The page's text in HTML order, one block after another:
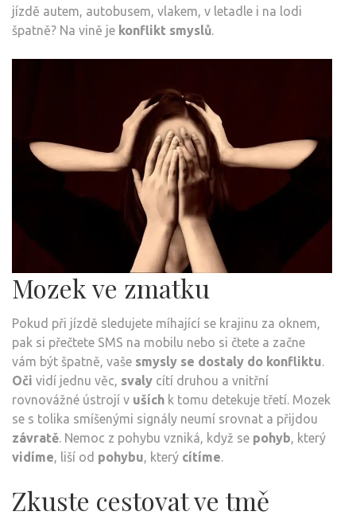
jízdě autem, autobusem, vlakem, v letadle i na lodi
špatně? Na vině je konflikt smyslů.
Mozek ve zmatku
Pokud při jízdě sledujete míhající se krajinu za oknem,
pak si přečtete SMS na mobilu nebo si čtete a začne
vám být špatně, vaše smysly se dostaly do konfliktu.
Oči vidí jednu věc, svaly cítí druhou a vnitřní
rovnovážné ústrojí v uších k tomu detekuje třetí. Mozek
se s tolika smíšenými signály neumí srovnat a přijdou
závratě. Nemoc z pohybu vzniká, když se pohyb, který
vidíme, liší od pohybu, který cítíme.
Zkuste cestovat ve tmě